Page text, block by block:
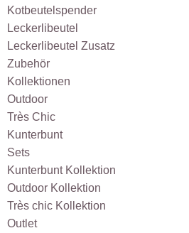
Kotbeutel­spender
Leckerlibeutel
Leckerlibeutel Zusatz
Zubehör
Kollektionen
Outdoor
Très Chic
Kunterbunt
Sets
Kunterbunt Kollektion
Outdoor Kollektion
Très chic Kollektion
Outlet